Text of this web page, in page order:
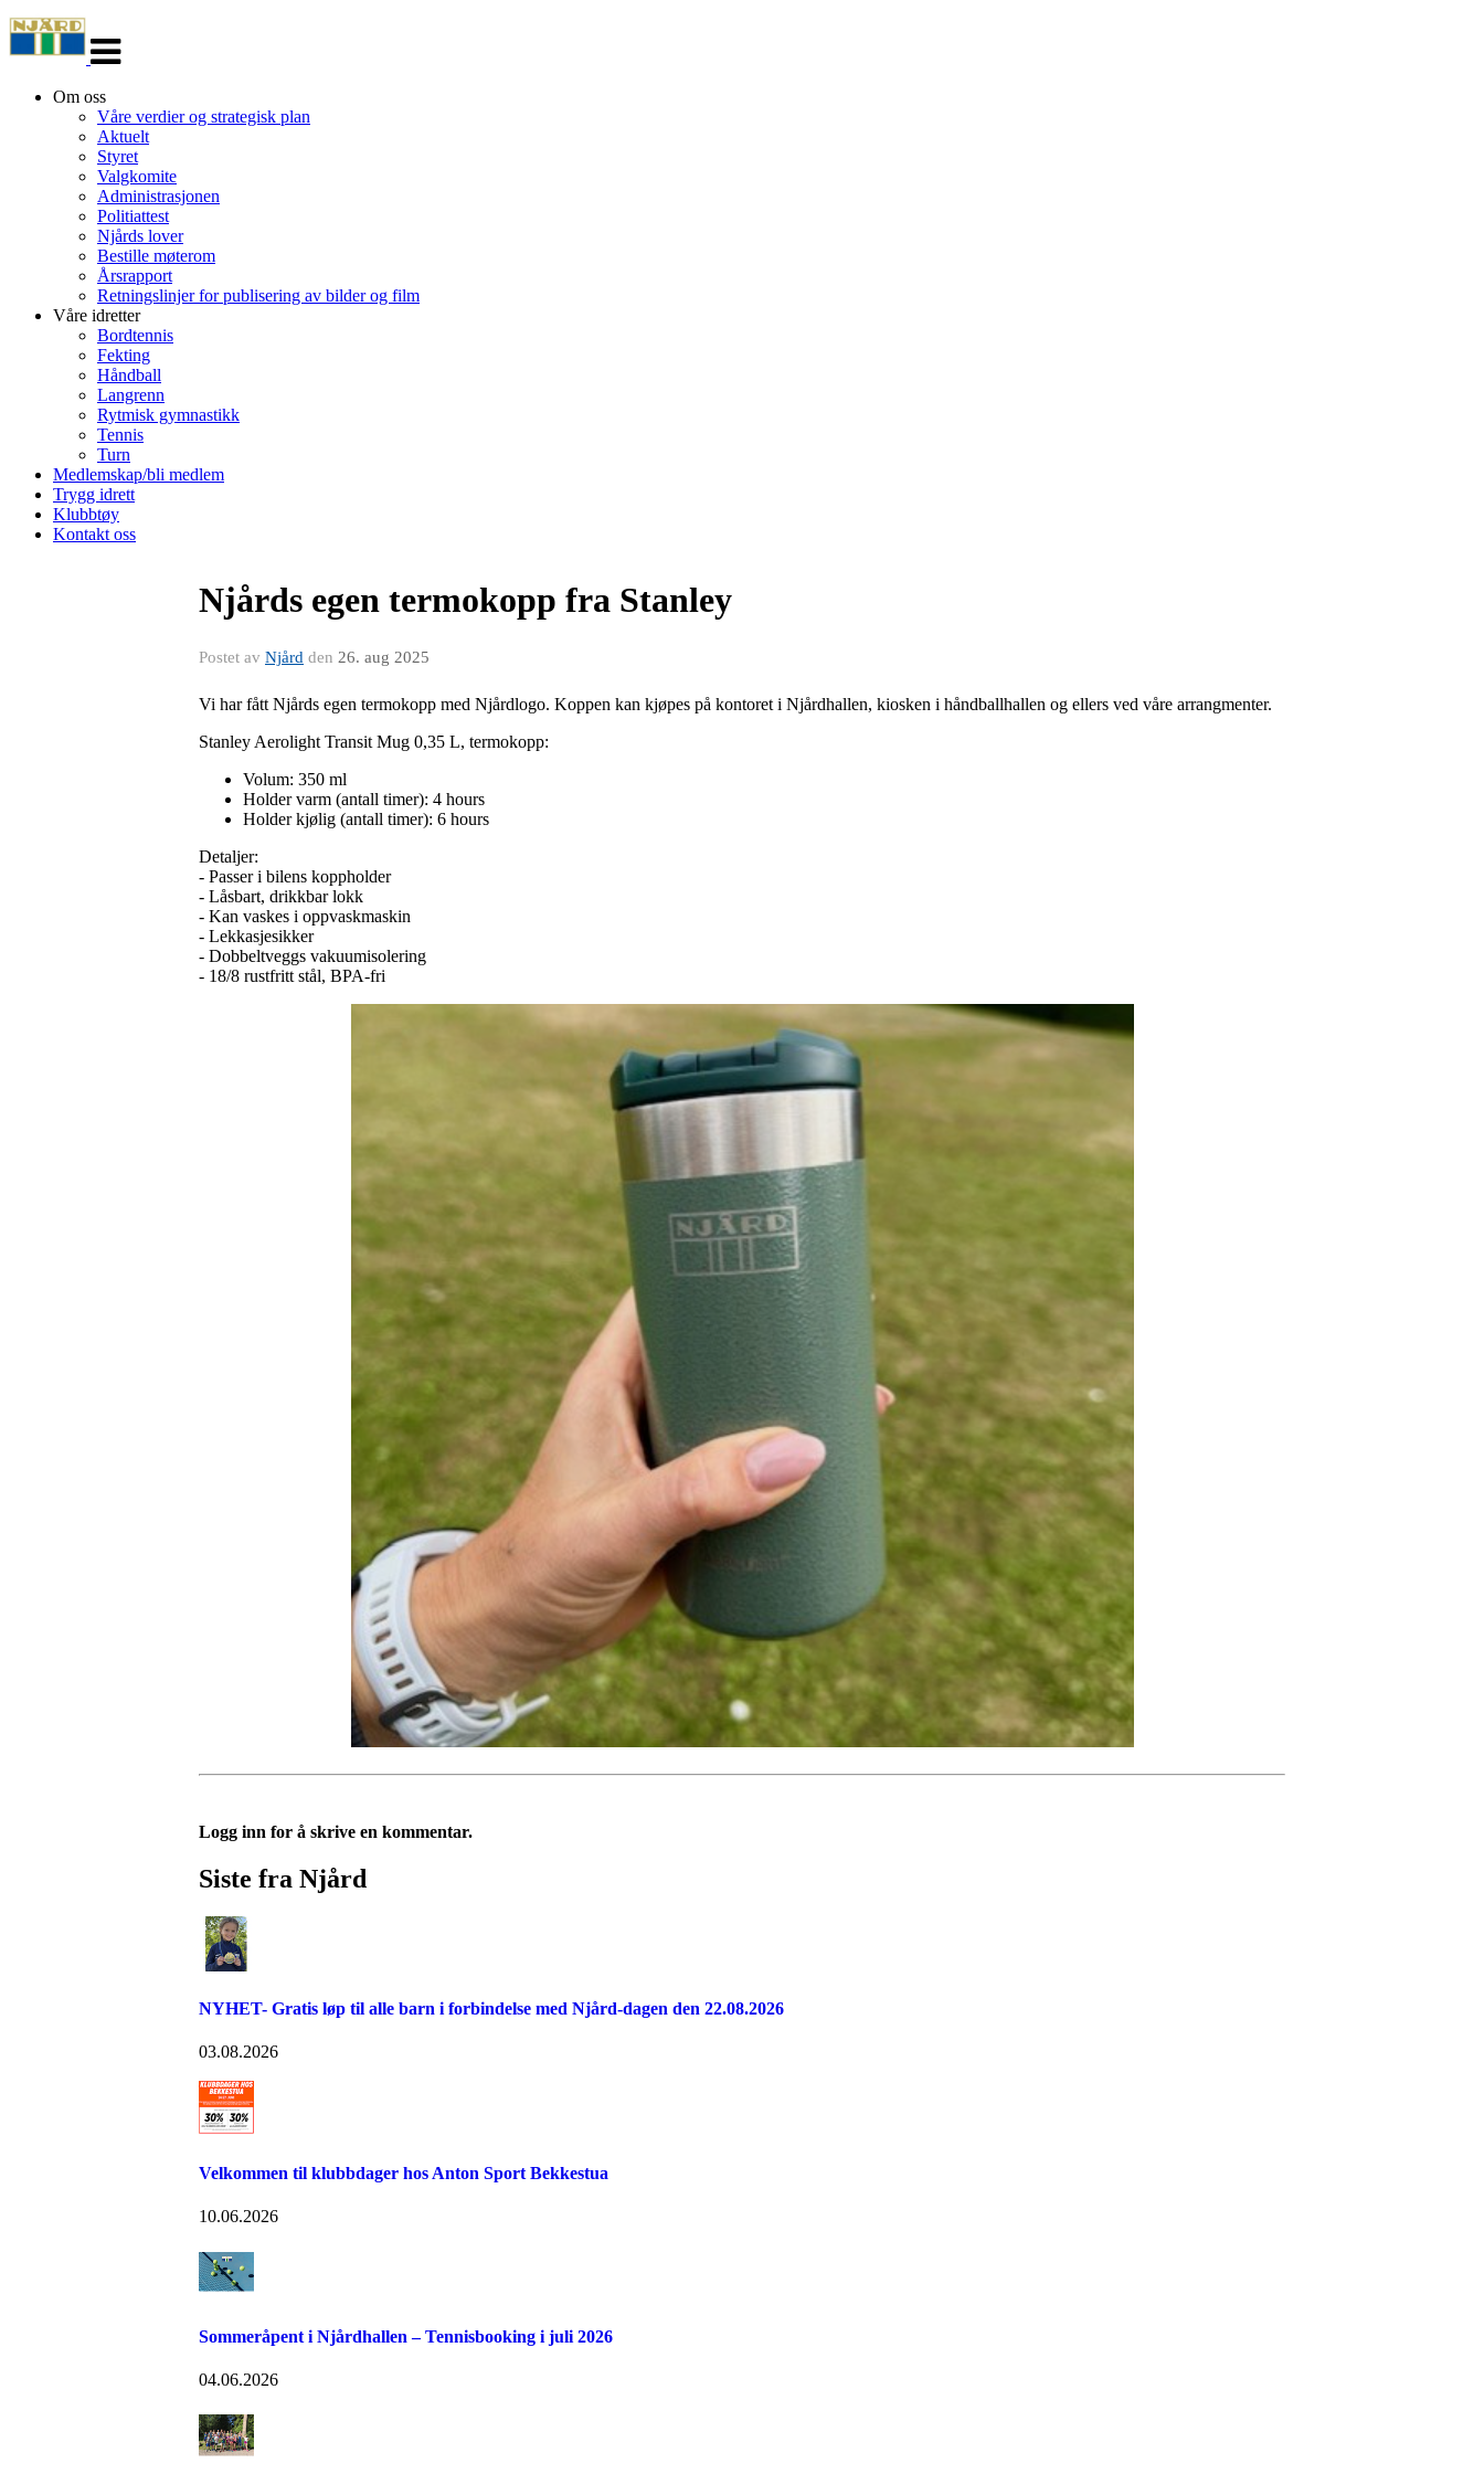
navigasjon
Om oss
Våre verdier og strategisk plan
Aktuelt
Styret
Valgkomite
Administrasjonen
Politiattest
Njårds lover
Bestille møterom
Årsrapport
Retningslinjer for publisering av bilder og film
Våre idretter
Bordtennis
Fekting
Håndball
Langrenn
Rytmisk gymnastikk
Tennis
Turn
Medlemskap/bli medlem
Trygg idrett
Klubbtøy
Kontakt oss
Njårds egen termokopp fra Stanley
Postet av Njård den 26. aug 2025
Vi har fått Njårds egen termokopp med Njårdlogo. Koppen kan kjøpes på kontoret i Njårdhallen, kiosken i håndballhallen og ellers ved våre arrangmenter.
Stanley Aerolight Transit Mug 0,35 L, termokopp:
Volum: 350 ml
Holder varm (antall timer): 4 hours
Holder kjølig (antall timer): 6 hours
Detaljer:
- Passer i bilens koppholder
- Låsbart, drikkbar lokk
- Kan vaskes i oppvaskmaskin
- Lekkasjesikker
- Dobbeltveggs vakuumisolering
- 18/8 rustfritt stål, BPA-fri
Logg inn for å skrive en kommentar.
Siste fra Njård
NYHET- Gratis løp til alle barn i forbindelse med Njård-dagen den 22.08.2026
03.08.2026
Velkommen til klubbdager hos Anton Sport Bekkestua
10.06.2026
Sommeråpent i Njårdhallen – Tennisbooking i juli 2026
04.06.2026